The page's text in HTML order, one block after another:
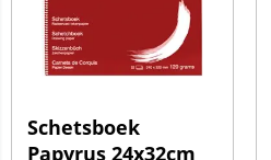
Schetsboek
Papyrus 24x32cm